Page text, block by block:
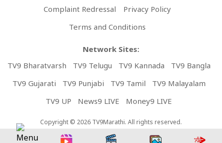
Complaint Redressal
Privacy Policy
Terms and Conditions
Network Sites:
TV9 Bharatvarsh
TV9 Telugu TV9 Kannada
TV9 Bangla
TV9 Gujarati
TV9 Punjabi TV9 Tamil
TV9 Malayalam
TV9 UP
News9 LIVE Money9 LIVE
Copyright © 2026 TV9Marathi. All rights reserved.